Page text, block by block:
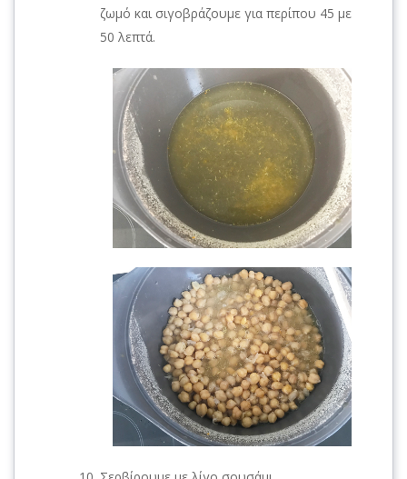
ζωμό και σιγοβράζουμε για περίπου 45 με
50 λεπτά.